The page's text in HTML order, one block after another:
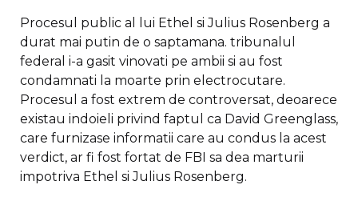
Procesul public al lui Ethel si Julius Rosenberg a
durat mai putin de o saptamana. tribunalul
federal i-a gasit vinovati pe ambii si au fost
condamnati la moarte prin electrocutare.
Procesul a fost extrem de controversat, deoarece
existau indoieli privind faptul ca David Greenglass,
care furnizase informatii care au condus la acest
verdict, ar fi fost fortat de FBI sa dea marturii
impotriva Ethel si Julius Rosenberg.